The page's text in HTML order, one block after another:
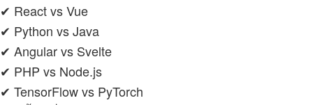
✔ React vs Vue
✔ Python vs Java
✔ Angular vs Svelte
✔ PHP vs Node.js
✔ TensorFlow vs PyTorch